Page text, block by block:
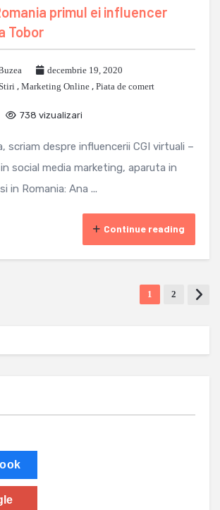
primul ei influencer
Tobor
decembrie 19, 2020
, Marketing Online , Piata de comert
738 vizualizari
scriam despre influencerii CGI virtuali –
social media marketing, aparuta in
in Romania: Ana ...
Continue reading
1 2